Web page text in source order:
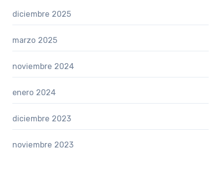
diciembre 2025
marzo 2025
noviembre 2024
enero 2024
diciembre 2023
noviembre 2023